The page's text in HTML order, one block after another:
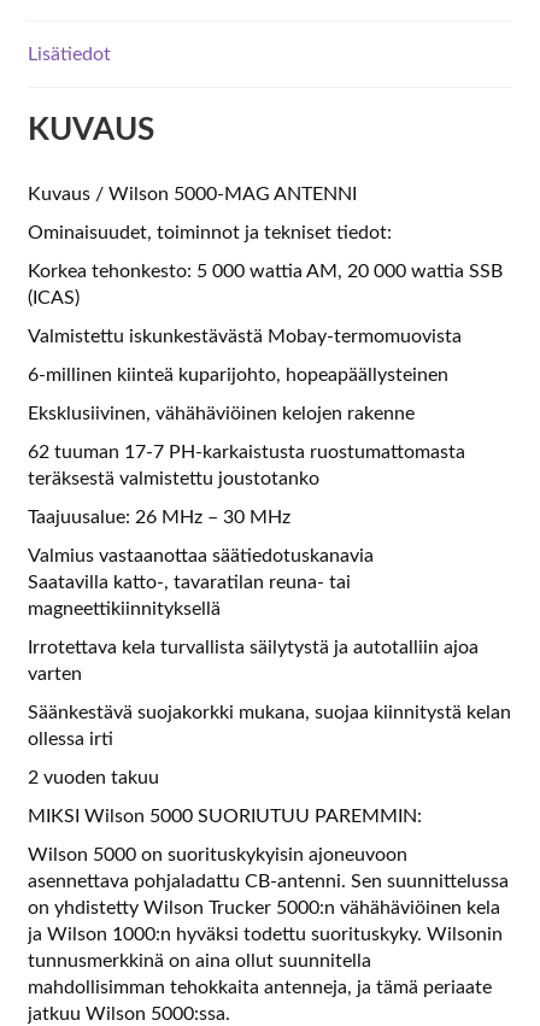
Lisätiedot
KUVAUS
Kuvaus / Wilson 5000-MAG ANTENNI
Ominaisuudet, toiminnot ja tekniset tiedot:
Korkea tehonkesto: 5 000 wattia AM, 20 000 wattia SSB
(ICAS)
Valmistettu iskunkestävästä Mobay-termomuovista
6-millinen kiinteä kuparijohto, hopeapäällysteinen
Eksklusiivinen, vähähäviöinen kelojen rakenne
62 tuuman 17-7 PH-karkaistusta ruostumattomasta
teräksestä valmistettu joustotanko
Taajuusalue: 26 MHz – 30 MHz
Valmius vastaanottaa säätiedotuskanavia
Saatavilla katto-, tavaratilan reuna- tai
magneettikiinnityksellä
Irrotettava kela turvallista säilytystä ja autotalliin ajoa
varten
Säänkestävä suojakorkki mukana, suojaa kiinnitystä kelan
ollessa irti
2 vuoden takuu
MIKSI Wilson 5000 SUORIUTUU PAREMMIN:
Wilson 5000 on suorituskykyisin ajoneuvoon
asennettava pohjaladattu CB-antenni. Sen suunnittelussa
on yhdistetty Wilson Trucker 5000:n vähähäviöinen kela
ja Wilson 1000:n hyväksi todettu suorituskyky. Wilsonin
tunnusmerkkinä on aina ollut suunnitella
mahdollisimman tehokkaita antenneja, ja tämä periaate
jatkuu Wilson 5000:ssa.